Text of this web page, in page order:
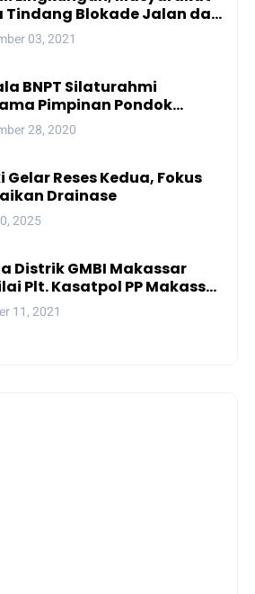
Tindang Blokade Jalan dan
Tambang
03, 2021
BNPT Silaturahmi
Pimpinan Pondok
Se-Sulsel
28, 2020
Gelar Reses Kedua, Fokus
Drainase
2025
Distrik GMBI Makassar
Plt. Kasatpol PP Makassar
Kode Etik ASN
11, 2021